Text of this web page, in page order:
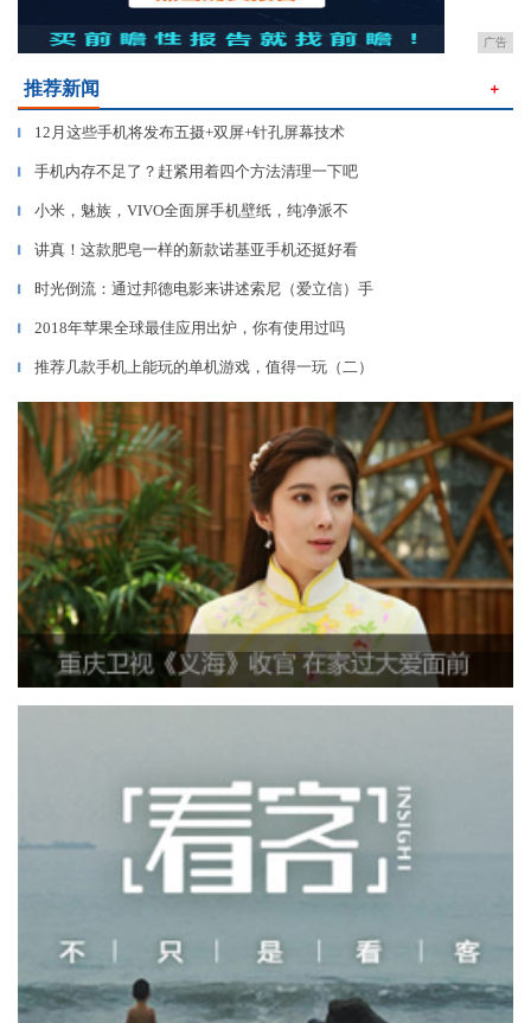
广告
推荐新闻 ＋
▎ 12月这些手机将发布五摄+双屏+针孔屏幕技术
▎ 手机内存不足了？赶紧用着四个方法清理一下吧
▎ 小米，魅族，VIVO全面屏手机壁纸，纯净派不
▎ 讲真！这款肥皂一样的新款诺基亚手机还挺好看
▎ 时光倒流：通过邦德电影来讲述索尼（爱立信）手
▎ 2018年苹果全球最佳应用出炉，你有使用过吗
▎ 推荐几款手机上能玩的单机游戏，值得一玩（二）